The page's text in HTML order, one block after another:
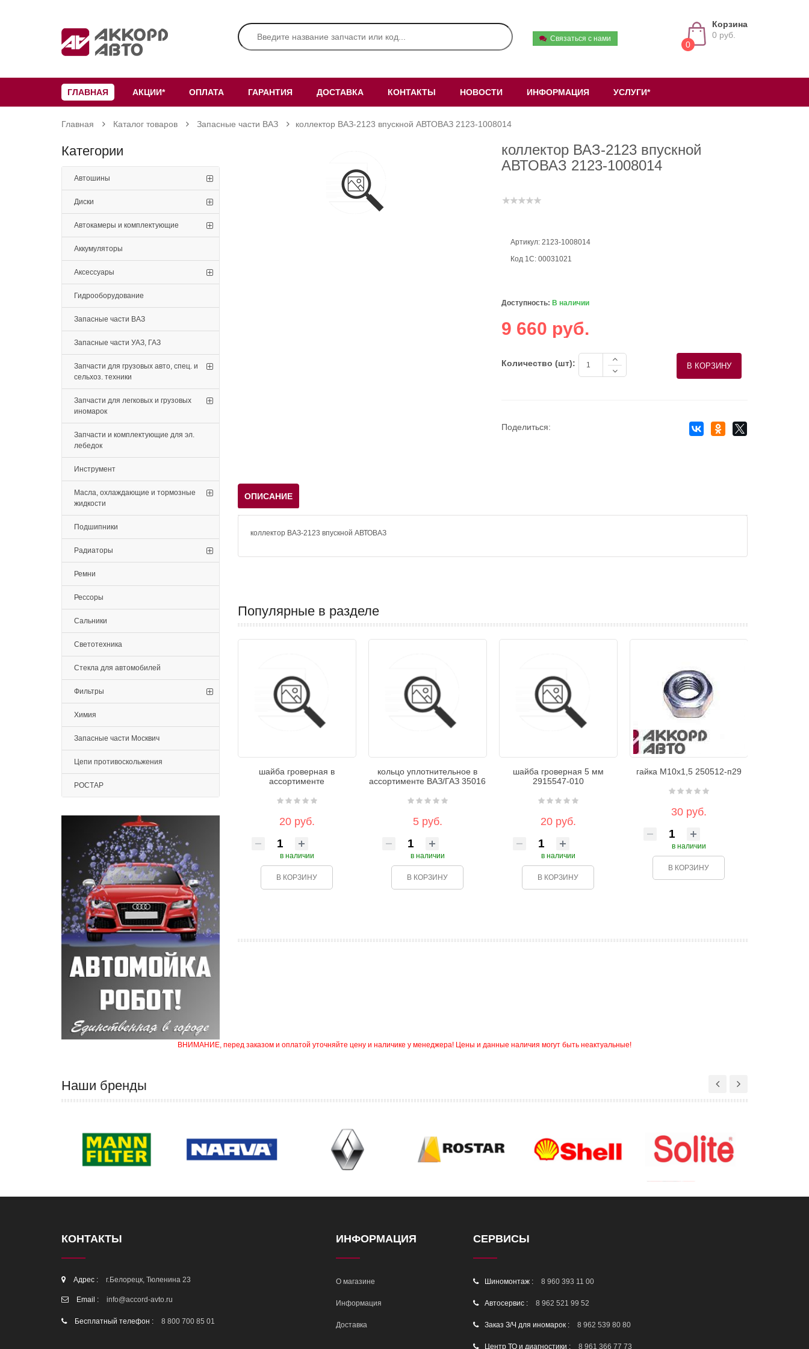
Связаться с нами
0
Корзина
0 руб.
ГЛАВНАЯ АКЦИИ* ОПЛАТА ГАРАНТИЯ ДОСТАВКА КОНТАКТЫ НОВОСТИ ИНФОРМАЦИЯ УСЛУГИ*
Главная Каталог товаров Запасные части ВАЗ коллектор ВАЗ-2123 впускной АВТОВАЗ 2123-1008014
Категории
Автошины
Диски
Автокамеры и комплектующие
Аккумуляторы
Аксессуары
Гидрооборудование
Запасные части ВАЗ
Запасные части УАЗ, ГАЗ
Запчасти для грузовых авто, спец. и
сельхоз. техники
Запчасти для легковых и грузовых
иномарок
Запчасти и комплектующие для эл.
лебедок
Инструмент
Масла, охлаждающие и тормозные
жидкости
Подшипники
Радиаторы
Ремни
Рессоры
Сальники
Светотехника
Стекла для автомобилей
Фильтры
Химия
Запасные части Москвич
Цепи противоскольжения
РОСТАР
коллектор ВАЗ-2123 впускной
АВТОВАЗ 2123-1008014
Артикул: 2123-1008014
Код 1С: 00031021
Доступность: В наличии
9 660 руб.
Количество (шт):
Поделиться:
ОПИСАНИЕ
коллектор ВАЗ-2123 впускной АВТОВАЗ
Популярные в разделе
шайба гроверная в
ассортименте
20 руб.
в наличии
В КОРЗИНУ
кольцо уплотнительное в
ассортименте ВАЗ/ГАЗ 35016
5 руб.
в наличии
В КОРЗИНУ
шайба гроверная 5 мм
2915547-010
20 руб.
в наличии
В КОРЗИНУ
гайка М10х1,5 250512-п29
30 руб.
в наличии
В КОРЗИНУ
ВНИМАНИЕ, перед заказом и оплатой уточняйте цену и наличике у менеджера! Цены и данные наличия могут быть неактуальные!
Наши бренды
КОНТАКТЫ
Адрес : г.Белорецк, Тюленина 23
Email : info@accord-avto.ru
Бесплатный телефон : 8 800 700 85 01
ИНФОРМАЦИЯ
О магазине
Информация
Доставка
СЕРВИСЫ
Шиномонтаж : 8 960 393 11 00
Автосервис : 8 962 521 99 52
Заказ З/Ч для иномарок : 8 962 539 80 80
Центр ТО и диагностики : 8 961 366 77 73